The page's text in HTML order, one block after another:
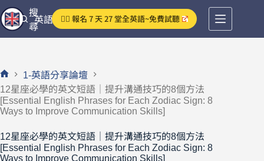
跳
至
主
容
英語分享論壇
搜
尋
👉🏻 報名 7 天 27 堂全英語~免費試聽
首
頁
1-英語分享論壇
12星座必學的英文短語｜提升溝通技巧的8個方法
[Essential English Phrases for Each Zodiac Sign: 8
Ways to Improve Communication Skills]
12星座必學的英文短語｜提升溝通技巧的8個方法
[Essential English Phrases for Each Zodiac Sign: 8
Ways to Improve Communication Skills]